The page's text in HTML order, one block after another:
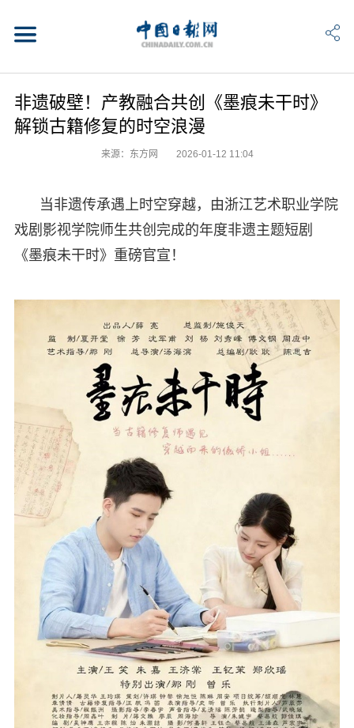
非遗破壁！产教融合共创《墨痕未干时》
解锁古籍修复的时空浪漫
来源：东方网 2026-01-12 11:04
当非遗传承遇上时空穿越，由浙江艺术职业学院
戏剧影视学院师生共创完成的年度非遗主题短剧
《墨痕未干时》重磅官宣！